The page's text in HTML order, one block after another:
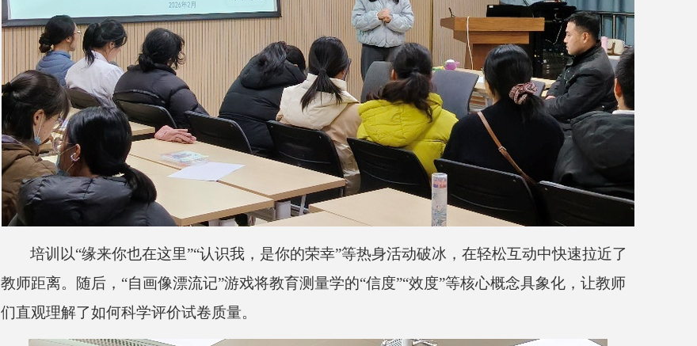
培训以“缘来你也在这里”“认识我，是你的荣幸”等热身活动破冰，在轻松互动中快速拉近了
教师距离。随后， “自画像漂流记”游戏将教育测量学的“信度”“效度”等核心概念具象化，让教师
们直观理解了如何科学评价试卷质量。